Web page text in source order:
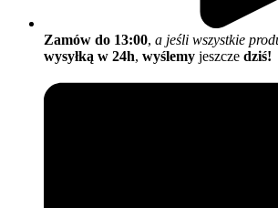
Zamów do 13:00, a jeśli wszystkie
wysyłką w 24h, wyślemy jeszcze dziś!